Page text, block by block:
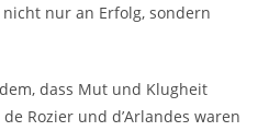
nur an Erfolg, sondern
dass Mut und Klugheit
Rozier und d’Arlandes waren